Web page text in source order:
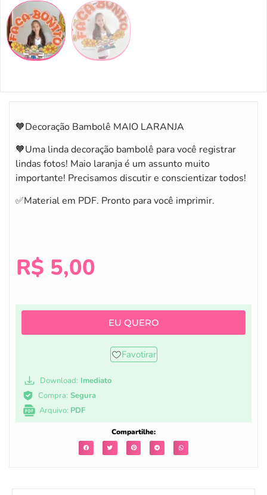
🧡Decoração Bambolê MAIO LARANJA
🧡Uma linda decoração bambolê para você registrar
lindas fotos! Maio laranja é um assunto muito
importante! Precisamos discutir e conscientizar todos!
✅Material em PDF. Pronto para você imprimir.
R$ 5,00
EU QUERO
Favotirar
Download: Imediato
Compra: Segura
Arquivo: PDF
Compartilhe: